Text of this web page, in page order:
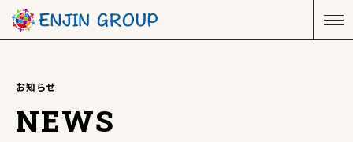
お知らせ
NEWS